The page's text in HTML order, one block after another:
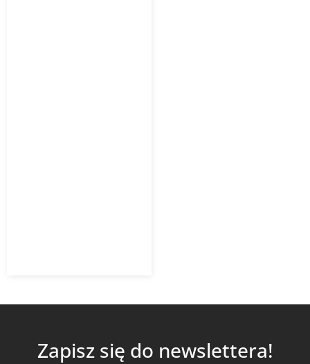
Zapisz się do newslettera!